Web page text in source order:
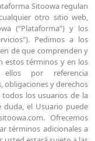
otras características: Tienda Virtual: una tienda virtual con capacidad para poner a disposición del público en general, a través de internet, la venta de productos o servicios del Usuario, sin necesidad de contratar un servicio de hosting ("Tienda"), siempre que el contenido vendido en la Tienda cumpla con los Términos y/o la legislación aplicable. Panel de Administración: Al crear la Tienda, el Usuario podrá administrar sus productos o servicios, pudiendo subir y editar fotos, descripciones y precios a través de un panel de administración disponible en la Plataforma para tal efecto. Sistema "Carrito de Compras": La Tienda tendrá la posibilidad de contar con un sistema que permita a los visitantes seleccionar los productos de su interés, detallando todos los pasos necesarios para completar la compra. Integraciones: Posibilidad de integración con soluciones de logística y transporte, métodos de pago y otras aplicaciones puestas a disposición por Sitoowa o por terceros, si es de interés para el Usuario. Tutoriales de ayuda y atención humana, personalizada y accesible, con diferentes características según el plan contratado: Sitoowa podrá optar por informar al Usuario sobre el tiempo de respuesta. Dicha información es meramente estimativa y el tiempo de respuesta efectivo puede variar de acuerdo al volumen de contactos recibidos, complejidad del tema, entre otros factores. Costo por Transacción/Venta Marcada en el Administrador: El Usuario tiene la obligación de marcar en el administrador de su tienda toda venta concretada (cuando recibimos efectivamente el pago del producto), modificando el status de la órden a “Pago recibido”, para que Sitoowa pueda realizar el cargo del Costo por Transacción. En el caso de que Sitoowa constate que el Usuario no está marcando las ventas en el panel del administrador en el panel de administración durante 90 (noventa) días o más, Sitoowa podrá realizar el cargo de la comisión debida, incluyendo el bloqueo de cualquier importe en la cuenta del Usuario, pudiendo además suspender el acceso del Usuario a la Plataforma de forma temporaria o definitiva, a exclusivo criterio de Sitoowa. La factura por los Servicios será enviada electrónicamente a la casilla de email registrada por el Usuario. Sitoowa no enviará facturas por ningún otro medio. Los servicios de Sitoowa se abonan de manera pre-paga, es decir, se paga por anticipado por el uso del servicio. Por esta razón, el Usuario no tendrá derecho a ningún tipo de reembolso o devolución del monto pagado si opta por no utilizar los Servicios en su totalidad o en parte o en caso de cancelación, por cualquier motivo. 4. OBLIGACIONES GENERALES DEL USUARIO El Usuario se compromete a cumplir con la legislación vigente para la oferta de productos y servicios en la Tienda y garantizar la privacidad de sus clientes, incluyendo, pero no limitado a las Leyes No. 24.240 (Defensa del Consumidor), 22.802 (Lealtad Comercial), 25.226 (Datos Personales), 27.442 (Defensa de la Competencia) y el Código Civil y Comercial de la Nación, y debe hacer que la siguiente información esté disponible en un lugar destacado y fácil de ver: Razón social o DNI (en caso de persona humana) y CUIT; dirección física y electrónica, y otra información necesaria para su ubicación y contacto; características esenciales del producto o servicio, incluidos los riesgos p